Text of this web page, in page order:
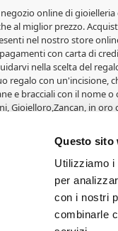
Questo sito
Utilizziamo i
per
con i nostri
combinarle
online di
al miglior prezzo.
nel nostro store
con carta di
nella scelta del
regalo con un'incisione,
e bracciali con il nome
Gioielloro,Zancan, in
regalo per le nascite di
Ricordatevi di entrare
Nascite, Compleanni,
online vendita orologi e
SIAMO RIVENDITORI
loro effetti a seconda